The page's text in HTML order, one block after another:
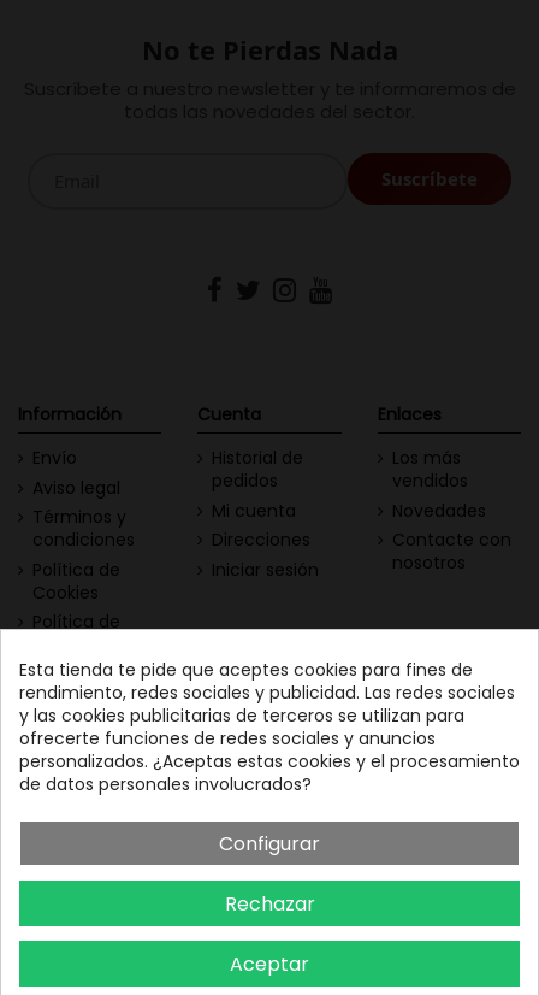
No te Pierdas Nada
Información
Envío
Aviso legal
Términos y
condiciones
Política de
Cookies
Política de
Cuenta
Historial de
pedidos
Mi cuenta
Direcciones
Iniciar sesión
Enlaces
Los más
vendidos
Novedades
Contacte con
nosotros
Contacta con nosotros
Nuestras Vinotecas:
Vinofilos Triana: Viera y
Clavijo, 23 - Gran Canaria
Vinófilos Santa Cruz: Adán
Martín Menis, 5 - Tenerife
Descarga nuestra App
Todo el vino a tu
alcance
Esta tienda te pide que aceptes cookies para fines de
rendimiento, redes sociales y publicidad. Las redes sociales
y las cookies publicitarias de terceros se utilizan para
ofrecerte funciones de redes sociales y anuncios
personalizados. ¿Aceptas estas cookies y el procesamiento
de datos personales involucrados?
Configurar
Rechazar
Aceptar